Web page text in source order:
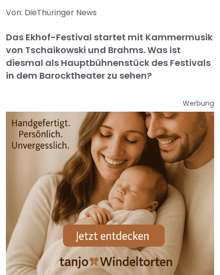
Von: DieThüringer News
Das Ekhof-Festival startet mit Kammermusik
von Tschaikowski und Brahms. Was ist
diesmal als Hauptbühnenstück des Festivals
in dem Barocktheater zu sehen?
Werbung